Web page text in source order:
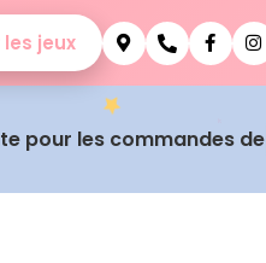
jeux
pour les commandes de